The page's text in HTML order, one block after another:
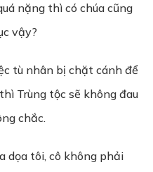
nặng thì có chúa cũng
vậy?
tù nhân bị chặt cánh để
Trùng tộc sẽ không đau
chắc.
dọa tôi, cô không phải